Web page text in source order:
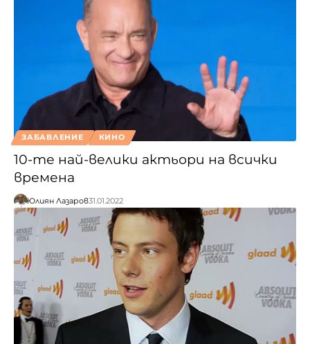
ЗАБАВЛЕНИЕ КИНО
10-те най-велики актьори на всички
времена
Юлиян Лазаров31.01.2022